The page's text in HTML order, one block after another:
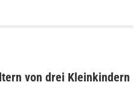
von drei Kleinkindern